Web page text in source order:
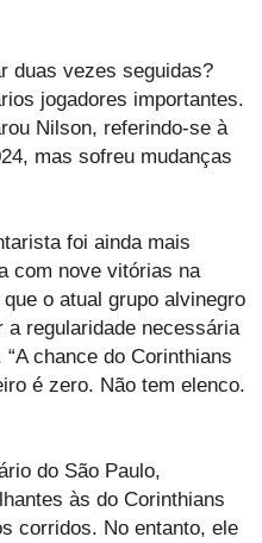
duas vezes seguidas?
jogadores importantes.
Nilson, referindo-se à
mas sofreu mudanças
foi ainda mais
com nove vitórias na
o atual grupo alvinegro
a regularidade necessária
chance do Corinthians
é zero. Não tem elenco.
do São Paulo,
às do Corinthians
corridos. No entanto, ele